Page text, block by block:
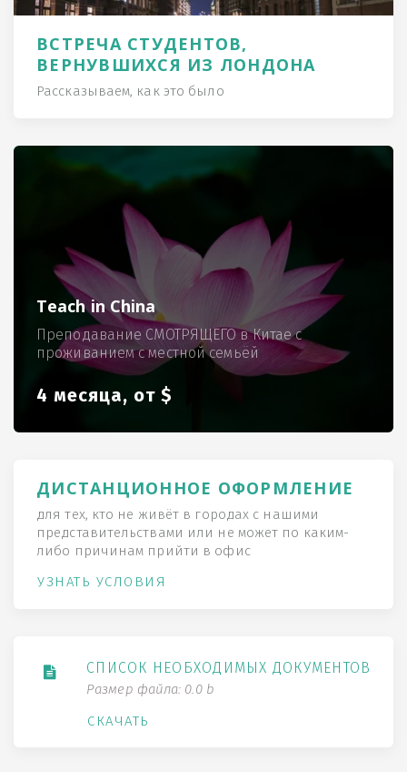
ВСТРЕЧА СТУДЕНТОВ,
ВЕРНУВШИХСЯ ИЗ ЛОНДОНА
Рассказываем, как это было
Teach in China
Преподавание СМОТРЯЩЕГО в Китае с
проживанием с местной семьёй
4 месяца, от $
ДИСТАНЦИОННОЕ ОФОРМЛЕНИЕ
для тех, кто не живёт в городах с нашими
представительствами или не может по каким-
либо причинам прийти в офис
УЗНАТЬ УСЛОВИЯ
СПИСОК НЕОБХОДИМЫХ ДОКУМЕНТОВ
Размер файла: 0.0 b
СКАЧАТЬ